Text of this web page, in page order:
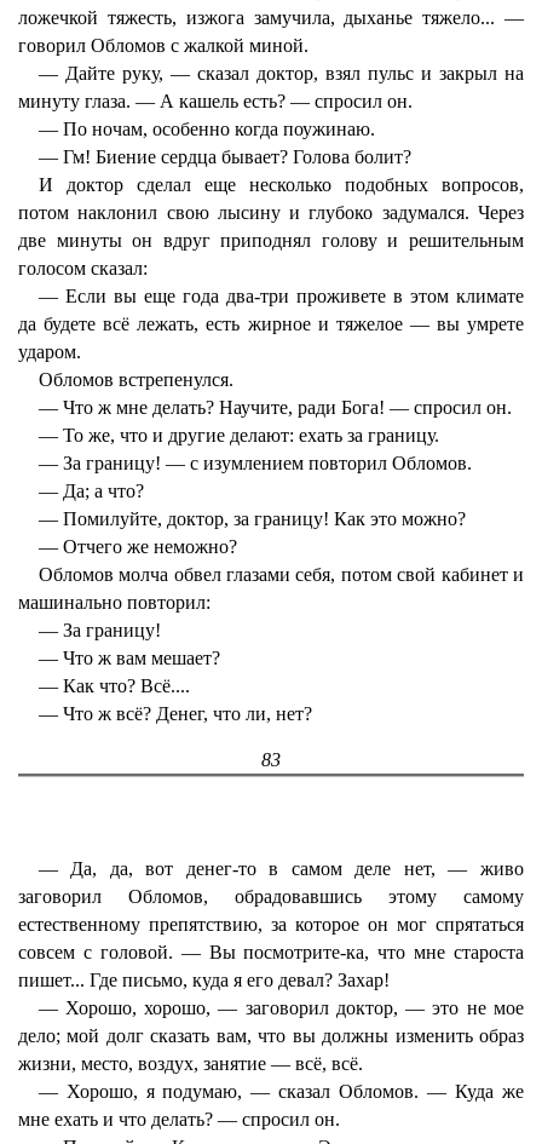
ложечкой тяжесть, изжога замучила, дыханье тяжело... —
говорил Обломов с жалкой миной.
— Дайте руку, — сказал доктор, взял пульс и закрыл на
минуту глаза. — А кашель есть? — спросил он.
— По ночам, особенно когда поужинаю.
— Гм! Биение сердца бывает? Голова болит?
И доктор сделал еще несколько подобных вопросов,
потом наклонил свою лысину и глубоко задумался. Через
две минуты он вдруг приподнял голову и решительным
голосом сказал:
— Если вы еще года два-три проживете в этом климате
да будете всё лежать, есть жирное и тяжелое — вы умрете
ударом.
Обломов встрепенулся.
— Что ж мне делать? Научите, ради Бога! — спросил он.
— То же, что и другие делают: ехать за границу.
— За границу! — с изумлением повторил Обломов.
— Да; а что?
— Помилуйте, доктор, за границу! Как это можно?
— Отчего же неможно?
Обломов молча обвел глазами себя, потом свой кабинет и
машинально повторил:
— За границу!
— Что ж вам мешает?
— Как что? Всё....
— Что ж всё? Денег, что ли, нет?
83
— Да, да, вот денег-то в самом деле нет, — живо
заговорил Обломов, обрадовавшись этому самому
естественному препятствию, за которое он мог спрятаться
совсем с головой. — Вы посмотрите-ка, что мне староста
пишет... Где письмо, куда я его девал? Захар!
— Хорошо, хорошо, — заговорил доктор, — это не мое
дело; мой долг сказать вам, что вы должны изменить образ
жизни, место, воздух, занятие — всё, всё.
— Хорошо, я подумаю, — сказал Обломов. — Куда же
мне ехать и что делать? — спросил он.